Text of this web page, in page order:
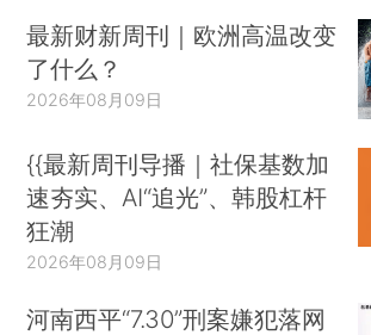
最新财新周刊｜欧洲高温改变
了什么？
2026年08月09日
{{最新周刊导播｜社保基数加
速夯实、AI“追光”、韩股杠杆
狂潮
2026年08月09日
河南西平“7.30”刑案嫌犯落网